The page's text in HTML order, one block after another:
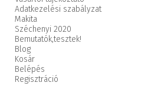
Adatkezelési szabályzat
Makita
Széchenyi 2020
Bemutatók,tesztek!
Blog
Kosár
Belépés
Regisztráció